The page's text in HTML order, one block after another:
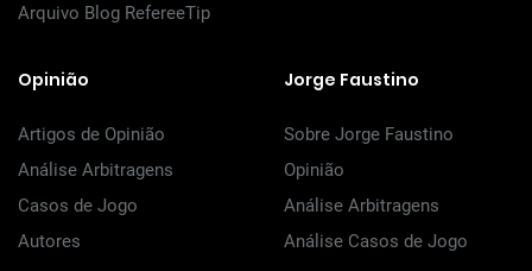
Arquivo Blog RefereeTip
Opinião
Artigos de Opinião
Análise Arbitragens
Casos de Jogo
Autores
Jorge Faustino
Sobre Jorge Faustino
Opinião
Análise Arbitragens
Análise Casos de Jogo